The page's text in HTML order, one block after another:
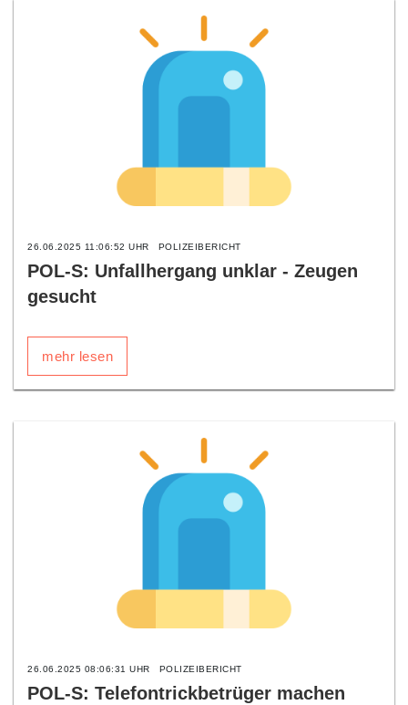
26.06.2025 11:06:52 UHR POLIZEIBERICHT
POL-S: Unfallhergang unklar - Zeugen
gesucht
mehr lesen
26.06.2025 08:06:31 UHR POLIZEIBERICHT
POL-S: Telefontrickbetrüger machen